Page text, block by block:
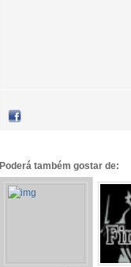
Poderá também gostar de: